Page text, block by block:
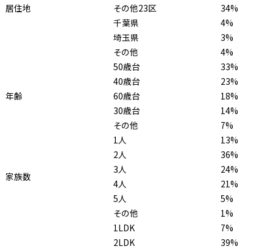
居住地
その他23区
34%
千葉県
4%
埼玉県
3%
その他
4%
年齢
50歳台
33%
40歳台
23%
60歳台
18%
30歳台
14%
その他
7%
家族数
1人
13%
2人
36%
3人
24%
4人
21%
5人
5%
その他
1%
1LDK
7%
2LDK
39%